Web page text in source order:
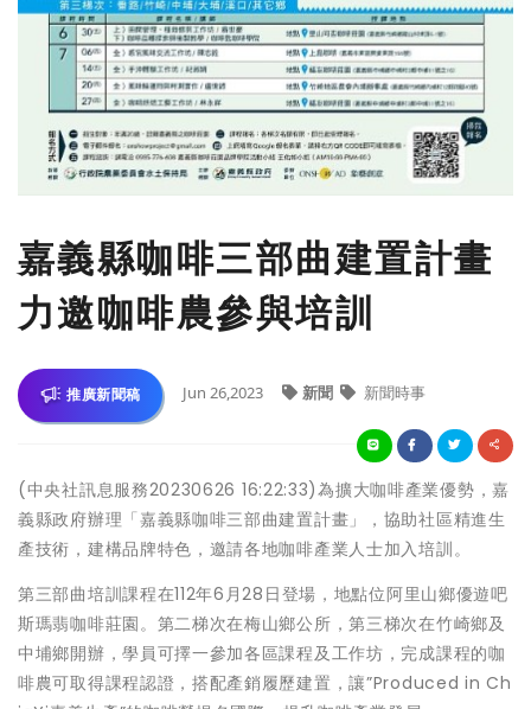
嘉義縣咖啡三部曲建置計畫
力邀咖啡農參與培訓
推廣新聞稿 Jun 26,2023 新聞 新聞時事
(中央社訊息服務20230626 16:22:33)為擴大咖啡產業優勢，嘉
義縣政府辦理「嘉義縣咖啡三部曲建置計畫」，協助社區精進生
產技術，建構品牌特色，邀請各地咖啡產業人士加入培訓。
第三部曲培訓課程在112年6月28日登場，地點位阿里山鄉優遊吧
斯瑪翡咖啡莊園。第二梯次在梅山鄉公所，第三梯次在竹崎鄉及
中埔鄉開辦，學員可擇一參加各區課程及工作坊，完成課程的咖
啡農可取得課程認證，搭配產銷履歷建置，讓”Produced in Ch